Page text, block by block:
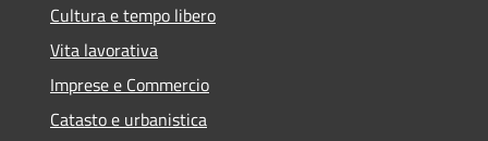
Cultura e tempo libero
Vita lavorativa
Imprese e Commercio
Catasto e urbanistica